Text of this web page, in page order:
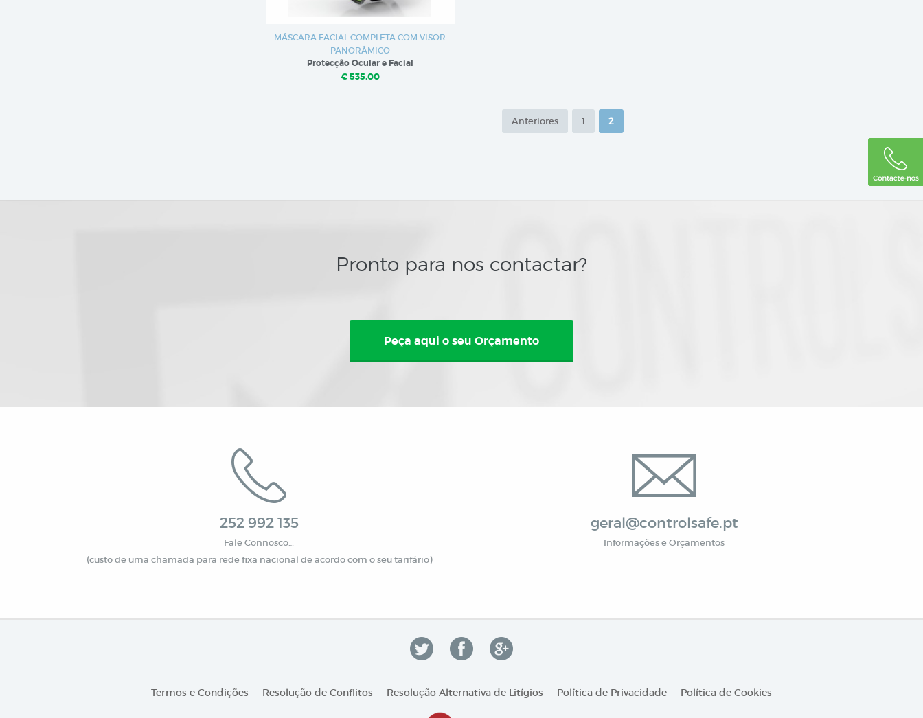
MÁSCARA FACIAL COMPLETA COM VISOR
PANORÂMICO
Protecção Ocular e Facial
€ 535.00
Anteriores 1 2
Pronto para nos contactar?
Peça aqui o seu Orçamento
252 992 135
Fale Connosco…
(custo de uma chamada para rede fixa nacional de acordo com o seu tarifário)
geral@controlsafe.pt
Informações e Orçamentos
Termos e Condições Resolução de Conflitos Resolução Alternativa de Litígios Política de Privacidade Política de Cookies